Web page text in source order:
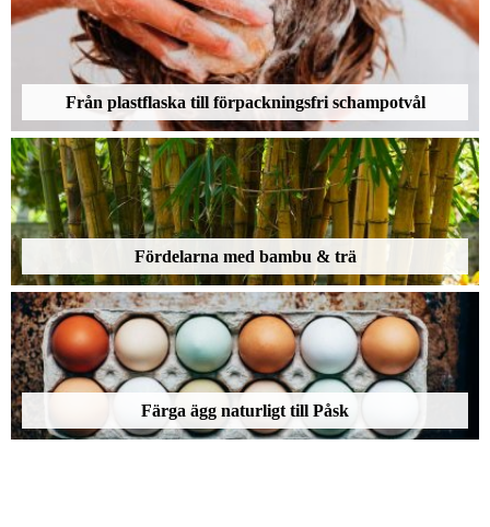
Från plastflaska till förpackningsfri schampotvål
Fördelarna med bambu & trä
Färga ägg naturligt till Påsk